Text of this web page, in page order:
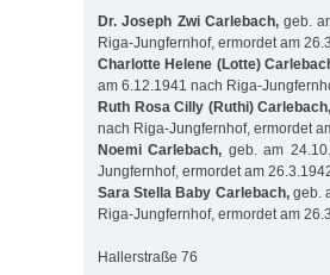
Dr. Joseph Zwi Carlebach,geb.
Riga-Jungfernhof, ermordet am
Charlotte Helene (Lotte)
am 6.12.1941 nach Riga-
Ruth Rosa Cilly (Ruthi) Carlebach,
nach Riga-Jungfernhof, ermordet
Noemi Carlebach, geb. am
Jungfernhof, ermordet am
Sara Stella Baby Carlebach,geb.
Riga-Jungfernhof, ermordet am
Hallerstraße 76